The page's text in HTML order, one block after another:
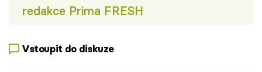
redakce Prima FRESH
Vstoupit do diskuze